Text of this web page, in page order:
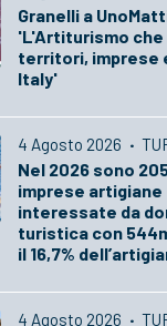
Granelli a
'L'Artiturismo che
territori, imprese
Italy'
4 Agosto 2026 ·
Nel 2026 sono
imprese artigiane
interessate da
turistica con
il 16,7%
4 Agosto 2026 ·